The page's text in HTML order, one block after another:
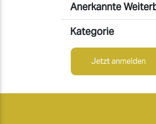
Anerkannte
Kategorie
Jetzt anmelden